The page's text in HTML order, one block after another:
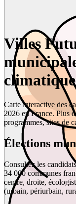
Villes
Carte interactive des
2026 en France. Plus
programmes, sites de
Élections
Consultez les
34 000 communes
centre, droite,
(urbain, périurbain,